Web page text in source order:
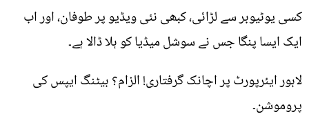
کسی یوٹیوبر سے لڑائی، کبھی نئی ویڈیو پر طوفان، اور اب
ایک ایسا پنگا جس نے سوشل میڈیا کو ہلا ڈالا ہے۔
لاہور ایئرپورٹ پر اچانک گرفتاری! الزام؟ بیٹنگ ایپس کی
پروموشن۔